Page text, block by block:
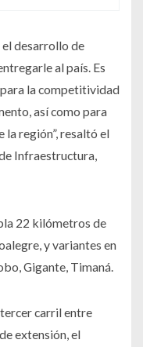
el desarrollo de
al país. Es
la competitividad
así como para
la región”, resaltó el
Infraestructura,
22 kilómetros de
y variantes en
Gigante, Timaná.
carril entre
extensión, el